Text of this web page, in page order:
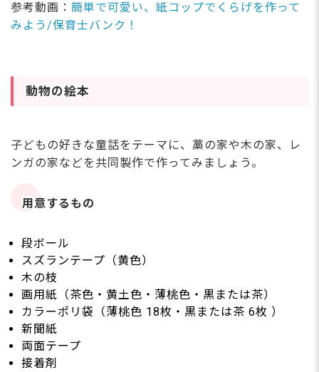
参考動画： 簡単で可愛い、紙コップでくらげを作って
みよう/保育士バンク！
動物の絵本
子どもの好きな童話をテーマに、藁の家や木の家、レ
ンガの家などを共同製作で作ってみましょう。
用意するもの
段ボール
スズランテープ（黄色）
木の枝
画用紙（茶色・黄土色・薄桃色・黒または茶）
カラーポリ袋（薄桃色 18枚・黒または茶 6枚 ）
新聞紙
両面テープ
接着剤